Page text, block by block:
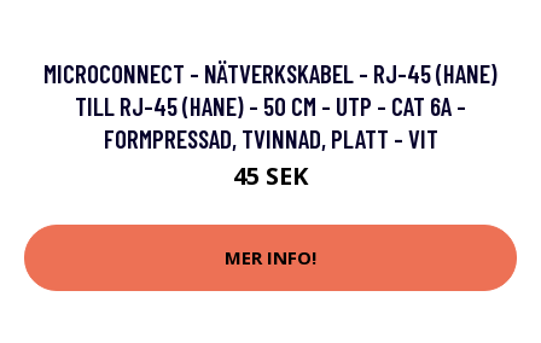
MICROCONNECT - NÄTVERKSKABEL - RJ-45 (HANE)
TILL RJ-45 (HANE) - 50 CM - UTP - CAT 6A -
FORMPRESSAD, TVINNAD, PLATT - VIT
45 SEK
MER INFO!